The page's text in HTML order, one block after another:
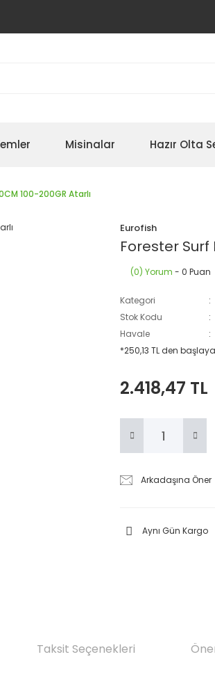
Misinalar Hazır Olta
100-200GR Atarlı
Eurofish
Forester Surf
(0) Yorum - 0 Puan
Kategori
Stok Kodu
Havale
*250,13 TL den
2.418,47 TL
Arkadaşına Öner
Aynı Gün Kargo
Taksit Seçenekleri